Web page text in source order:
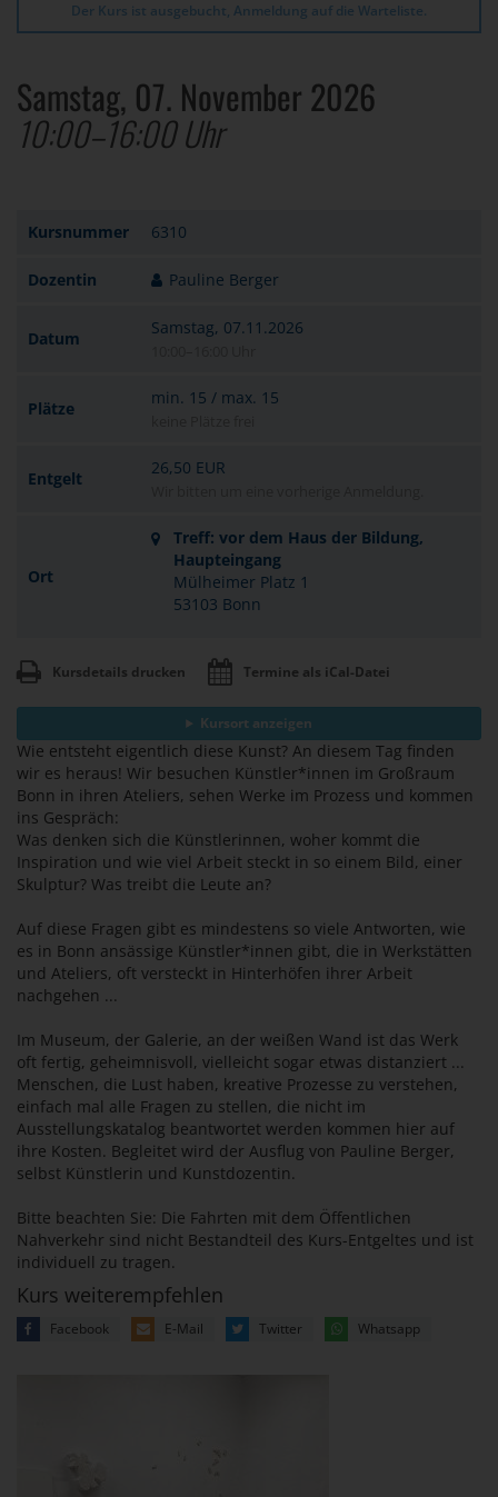
Der Kurs ist ausgebucht, Anmeldung auf die Warteliste.
Samstag, 07. November 2026
10:00–16:00 Uhr
Kursnummer 6310
Dozentin Pauline Berger
Datum
Samstag, 07.11.2026
Plätze
min. 15 / max. 15
Entgelt
26,50 EUR
Ort
Treff: vor dem Haus der Bildung,
Haupteingang
Mülheimer Platz 1
53103 Bonn
Kursdetails drucken Termine als iCal-Datei
Kursort anzeigen
Wie entsteht eigentlich diese Kunst? An diesem Tag finden
wir es heraus! Wir besuchen Künstler*innen im Großraum
Bonn in ihren Ateliers, sehen Werke im Prozess und kommen
ins Gespräch:
Was denken sich die Künstlerinnen, woher kommt die
Inspiration und wie viel Arbeit steckt in so einem Bild, einer
Skulptur? Was treibt die Leute an?
Auf diese Fragen gibt es mindestens so viele Antworten, wie
es in Bonn ansässige Künstler*innen gibt, die in Werkstätten
und Ateliers, oft versteckt in Hinterhöfen ihrer Arbeit
nachgehen ...
Im Museum, der Galerie, an der weißen Wand ist das Werk
oft fertig, geheimnisvoll, vielleicht sogar etwas distanziert ...
Menschen, die Lust haben, kreative Prozesse zu verstehen,
einfach mal alle Fragen zu stellen, die nicht im
Ausstellungskatalog beantwortet werden kommen hier auf
ihre Kosten. Begleitet wird der Ausflug von Pauline Berger,
selbst Künstlerin und Kunstdozentin.
Bitte beachten Sie: Die Fahrten mit dem Öffentlichen
Nahverkehr sind nicht Bestandteil des Kurs-Entgeltes und ist
individuell zu tragen.
Kurs weiterempfehlen
Facebook E-Mail Twitter Whatsapp